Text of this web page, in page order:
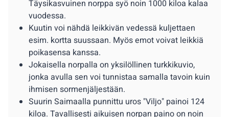
Täysikasvuinen norppa syö noin 1000 kiloa kalaa
vuodessa.
Kuutin voi nähdä leikkivän vedessä kuljettaen
esim. kortta suussaan. Myös emot voivat leikkiä
poikasensa kanssa.
Jokaisella norpalla on yksilöllinen turkkikuvio,
jonka avulla sen voi tunnistaa samalla tavoin kuin
ihmisen sormenjäljestään.
Suurin Saimaalla punnittu uros "Viljo" painoi 124
kiloa. Tavallisesti aikuisen norpan paino on noin